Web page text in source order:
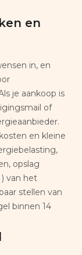
en
in, en
je aankoop is
of
en kleine
opslag
van het
stellen van
binnen 14